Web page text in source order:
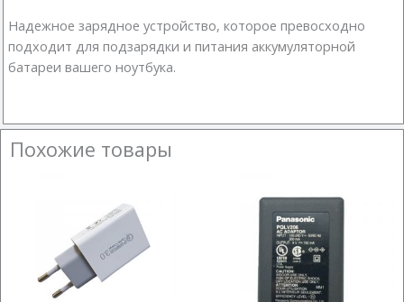
Надежное зарядное устройство, которое превосходно
подходит для подзарядки и питания аккумуляторной
батареи вашего ноутбука.
Похожие товары